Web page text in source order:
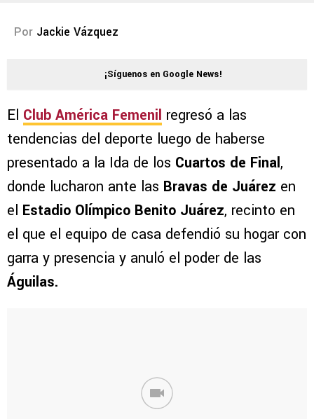
Por Jackie Vázquez
¡Síguenos en Google News!
El Club América Femenil regresó a las
tendencias del deporte luego de haberse
presentado a la Ida de los Cuartos de Final,
donde lucharon ante las Bravas de Juárez en
el Estadio Olímpico Benito Juárez, recinto en
el que el equipo de casa defendió su hogar con
garra y presencia y anuló el poder de las
Águilas.